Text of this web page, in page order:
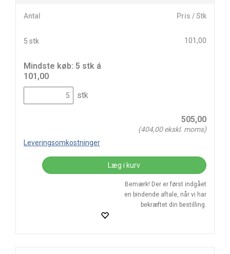
Antal Pris / Stk
5 stk 101,00
Mindste køb: 5 stk á
101,00
stk
505,00
(404,00ekskl. moms)
Leveringsomkostninger
Læg i kurv
Bemærk! Der er først indgået
en bindende aftale, når vi har
bekræftet din bestilling.